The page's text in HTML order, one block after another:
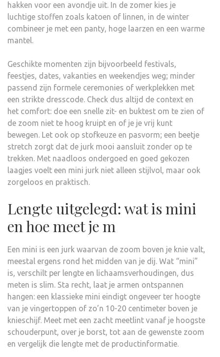
hakken voor een avondje uit. In de zomer kies je
luchtige stoffen zoals katoen of linnen, in de winter
combineer je met een panty, hoge laarzen en een warme
mantel.
Geschikte momenten zijn bijvoorbeeld festivals,
feestjes, dates, vakanties en weekendjes weg; minder
passend zijn formele ceremonies of werkplekken met
een strikte dresscode. Check dus altijd de context en
het comfort: doe een snelle zit- en buktest om te zien of
de zoom niet te hoog kruipt en of je je vrij kunt
bewegen. Let ook op stofkeuze en pasvorm; een beetje
stretch zorgt dat de jurk mooi aansluit zonder op te
trekken. Met naadloos ondergoed en goed gekozen
laagjes voelt een mini jurk niet alleen stijlvol, maar ook
zorgeloos en praktisch.
Lengte uitgelegd: wat is mini
en hoe meet je m
Een mini is een jurk waarvan de zoom boven je knie valt,
meestal ergens rond het midden van je dij. Wat “mini”
is, verschilt per lengte en lichaamsverhoudingen, dus
meten is slim. Sta recht, laat je armen ontspannen
hangen: een klassieke mini eindigt ongeveer ter hoogte
van je vingertoppen of zo’n 10-20 centimeter boven je
knieschijf. Meet met een zacht meetlint vanaf je hoogste
schouderpunt, over je borst, tot aan de gewenste zoom
en vergelijk die lengte met de productinformatie.